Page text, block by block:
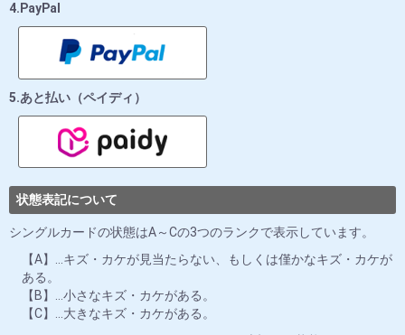
4.PayPal
5.あと払い（ペイディ）
状態表記について
シングルカードの状態はA～Cの3つのランクで表示しています。
【A】…キズ・カケが見当たらない、もしくは僅かなキズ・カケが
ある。
【B】…小さなキズ・カケがある。
【C】…大きなキズ・カケがある。